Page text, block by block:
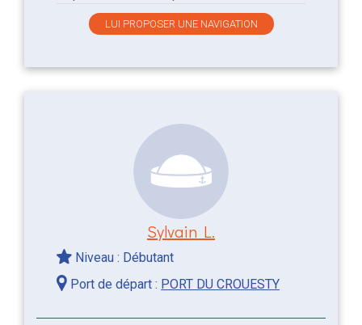
LUI PROPOSER UNE NAVIGATION
Sylvain L.
Niveau : Débutant
Port de départ : PORT DU CROUESTY